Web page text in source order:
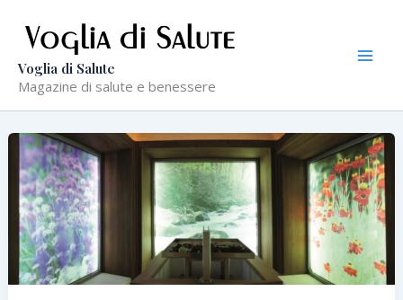
contenuto
Voglia di Salute
Magazine di salute e benessere